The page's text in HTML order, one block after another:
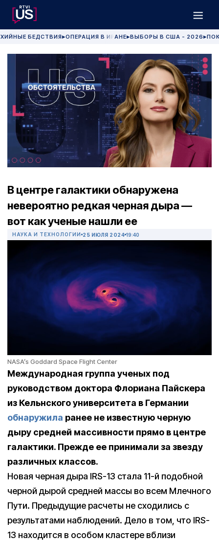
БЕДСТВИЯ▶ОПЕРАЦИЯ В ИРАНЕ▶ВЫБОРЫ В США - 2026 ▶
В центре галактики обнаружена
невероятно редкая черная дыра —
вот как ученые нашли ее
НАУКА И ТЕХНОЛОГИИ 25 ИЮЛЯ 2024 19:40
NASA’s Goddard Space Flight Center
Международная группа ученых под
руководством доктора Флориана Пайскера
из Кельнского университета в Германии
обнаружила ранее не известную черную
дыру средней массивности прямо в центре
галактики. Прежде ее принимали за звезду
различных классов.
Новая черная дыра IRS-13 стала 11-й подобной
черной дырой средней массы во всем Млечного
Пути. Предыдущие расчеты не сходились с
результатами наблюдений. Дело в том, что IRS-
13 находится в особом кластере вблизи